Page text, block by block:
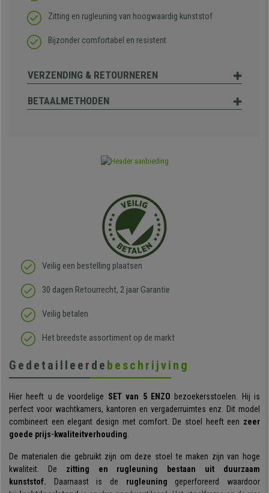
Zitting en rugleuning van hoogwaardig kunststof
Bijzonder comfortabel en resistent
VERZENDING & RETOURNEREN
BETAALMETHODEN
Veilig een bestelling plaatsen
30 dagen Retourrecht, 2 jaar Garantie
Veilig betalen
Het breedste assortiment op de markt
Gedetailleerde beschrijving
Hier heeft u de voordelige SET van 5 ENZO bezoekersstoelen. Hij is
perfect voor wachtkamers, kantoren en vergaderruimtes enz. Dit model
combineert een elegant design met comfort. De stoel heeft een zeer
goede prijs-kwaliteitverhouding.
De materialen die gebruikt zijn om deze stoel te maken zijn van hoge
kwaliteit. De zitting en rugleuning bestaan uit duurzaam
kunststof. Daarnaast is de rugleuning geperforeerd waardoor